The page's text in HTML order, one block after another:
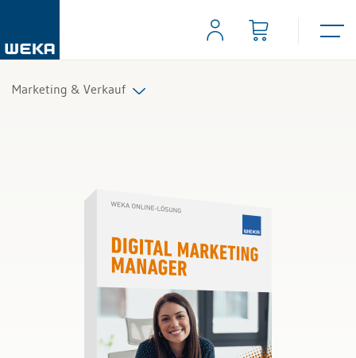
Marketing & Verkauf